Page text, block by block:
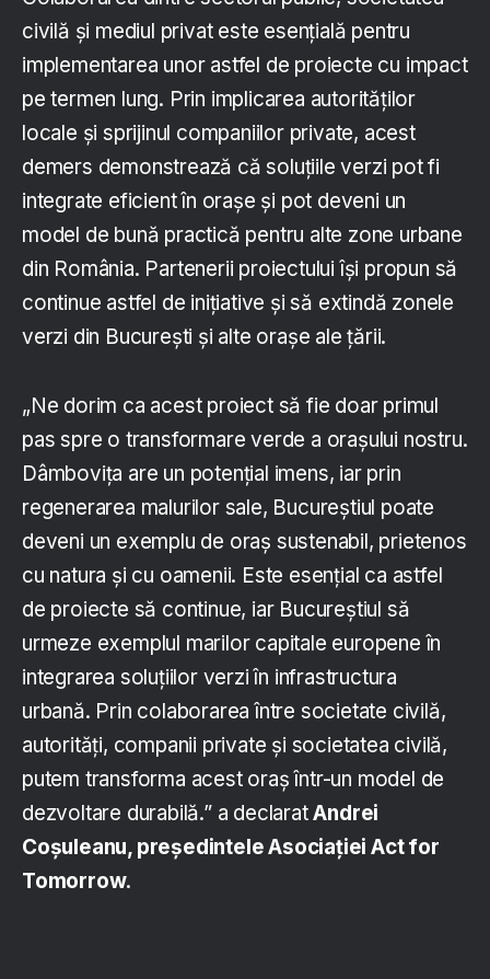
civilă și mediul privat este esențială pentru
implementarea unor astfel de proiecte cu impact
pe termen lung. Prin implicarea autorităților
locale și sprijinul companiilor private, acest
demers demonstrează că soluțiile verzi pot fi
integrate eficient în orașe și pot deveni un
model de bună practică pentru alte zone urbane
din România. Partenerii proiectului își propun să
continue astfel de inițiative și să extindă zonele
verzi din București și alte orașe ale țării.
„Ne dorim ca acest proiect să fie doar primul
pas spre o transformare verde a orașului nostru.
Dâmbovița are un potențial imens, iar prin
regenerarea malurilor sale, Bucureștiul poate
deveni un exemplu de oraș sustenabil, prietenos
cu natura și cu oamenii. Este esențial ca astfel
de proiecte să continue, iar Bucureștiul să
urmeze exemplul marilor capitale europene în
integrarea soluțiilor verzi în infrastructura
urbană. Prin colaborarea între societate civilă,
autorități, companii private și societatea civilă,
putem transforma acest oraș într-un model de
dezvoltare durabilă.” a declaratAndrei
Coșuleanu, președintele Asociației Act for
Tomorrow.